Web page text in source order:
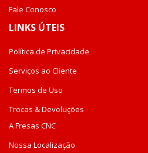
Fale Conosco
LINKS ÚTEIS
Política de Privacidade
Serviços ao Cliente
Termos de Uso
Trocas & Devoluções
A Fresas CNC
Nossa Localização